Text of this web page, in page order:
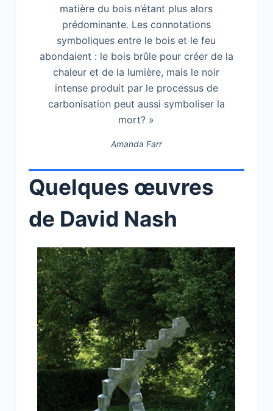
matière du bois n’étant plus alors
prédominante. Les connotations
symboliques entre le bois et le feu
abondaient : le bois brûle pour créer de la
chaleur et de la lumière, mais le noir
intense produit par le processus de
carbonisation peut aussi symboliser la
mort? »
Amanda Farr
Quelques œuvres
de David Nash